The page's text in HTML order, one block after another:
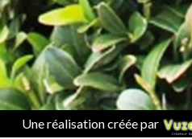
Une réalisation créée par